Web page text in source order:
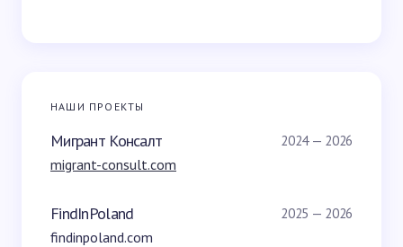
НАШИ ПРОЕКТЫ
Мигрант Консалт 2024 — 2026
migrant-consult.com
FindInPoland 2025 — 2026
findinpoland.com